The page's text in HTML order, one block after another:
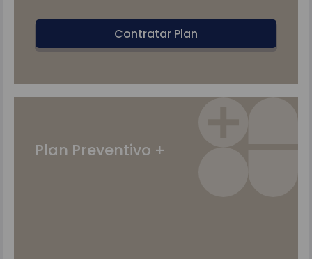
Contratar Plan
Plan Preventivo +